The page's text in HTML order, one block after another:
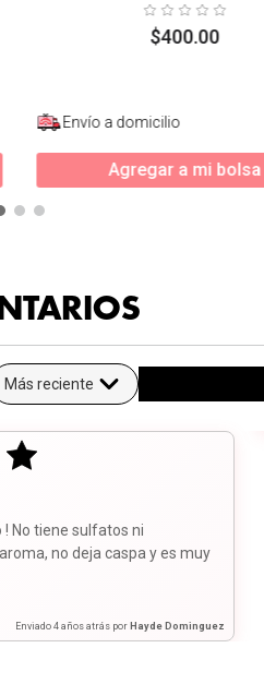
$400.00
Envío a domicilio
Agregar a mi bolsa
Más reciente
! No tiene sulfatos ni
no deja caspa y es muy
Enviado 4 años atráspor Hayde Dominguez